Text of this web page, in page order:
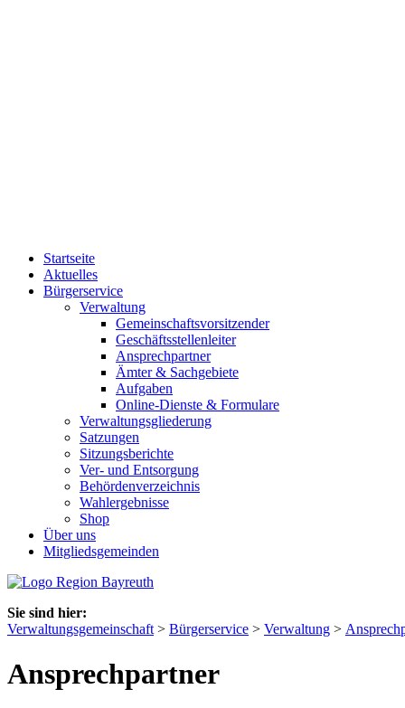
Startseite
Aktuelles
Bürgerservice
Verwaltung
Gemeinschaftsvorsitzender
Geschäftsstellenleiter
Ansprechpartner
Ämter & Sachgebiete
Aufgaben
Online-Dienste & Formulare
Verwaltungsgliederung
Satzungen
Sitzungsberichte
Ver- und Entsorgung
Behördenverzeichnis
Wahlergebnisse
Shop
Über uns
Mitgliedsgemeinden
Sie sind hier:
Verwaltungsgemeinschaft > Bürgerservice > Verwaltung >
Ansprechpartner